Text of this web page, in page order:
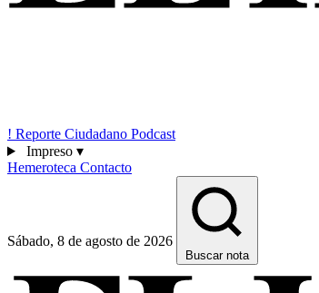
! Reporte Ciudadano Podcast
Impreso ▾
Hemeroteca Contacto
Sábado, 8 de agosto de 2026
Buscar nota